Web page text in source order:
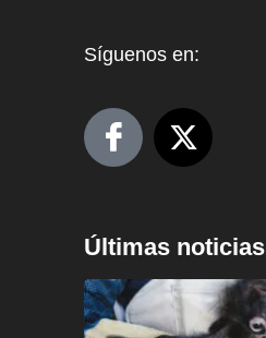
Síguenos en:
Últimas noticias